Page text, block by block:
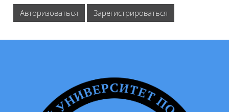
Авторизоваться Зарегистрироваться